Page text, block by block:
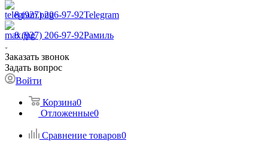
8 (927) 206-97-92Telegram
8 (927) 206-97-92Рамиль
Заказать звонок
Задать вопрос
Войти
Корзина0
Отложенные0
Сравнение товаров0